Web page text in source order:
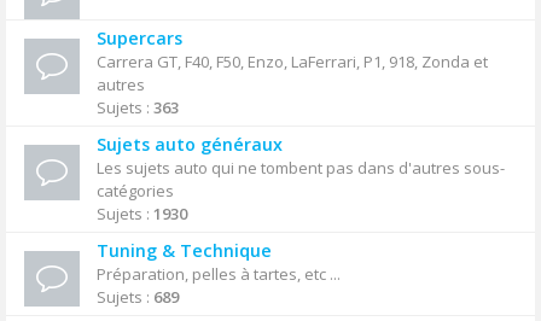
Supercars
Carrera GT, F40, F50, Enzo, LaFerrari, P1, 918, Zonda et
autres
Sujets : 363
Sujets auto généraux
Les sujets auto qui ne tombent pas dans d'autres sous-
catégories
Sujets : 1930
Tuning & Technique
Préparation, pelles à tartes, etc ...
Sujets : 689